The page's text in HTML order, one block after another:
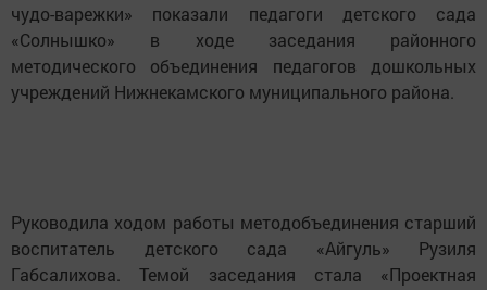
чудо-варежки» показали педагоги детского сада
«Солнышко» в ходе заседания районного
методического объединения педагогов дошкольных
учреждений Нижнекамского муниципального района.
Руководила ходом работы методобъединения старший
воспитатель детского сада «Айгуль» Рузиля
Габсалихова. Темой заседания стала «Проектная